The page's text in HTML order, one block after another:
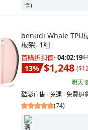
benudi Whale TPU
板架, 1組
首購折扣價· 04:02:18
13% $1,248 (
明天
酷澎直售 ∙ 免運 ∙ 免費退
(74)